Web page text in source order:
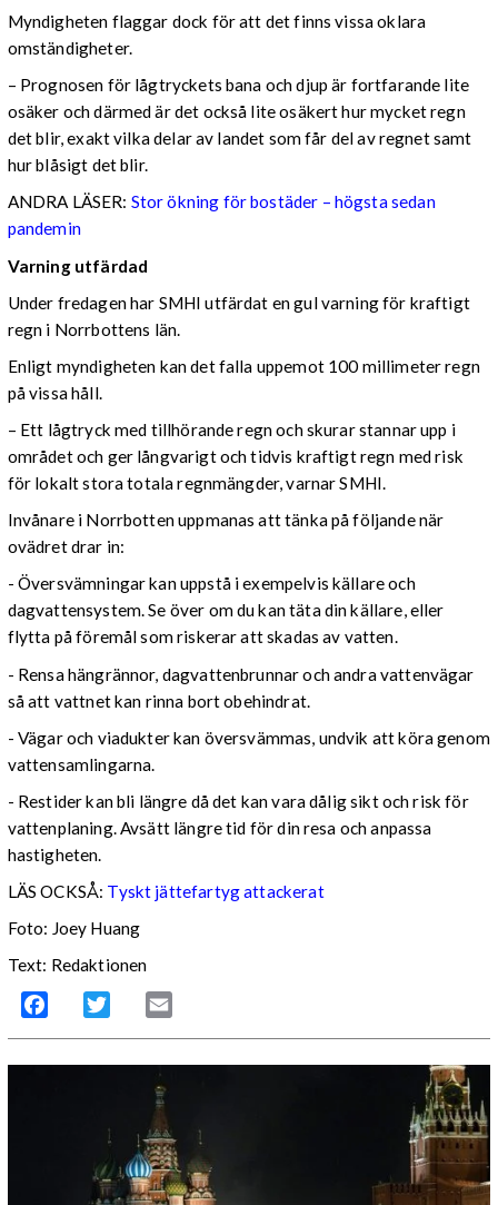
Myndigheten flaggar dock för att det finns vissa oklara
omständigheter.
– Prognosen för lågtryckets bana och djup är fortfarande lite
osäker och därmed är det också lite osäkert hur mycket regn
det blir, exakt vilka delar av landet som får del av regnet samt
hur blåsigt det blir.
ANDRA LÄSER: Stor ökning för bostäder – högsta sedan
pandemin
Varning utfärdad
Under fredagen har SMHI utfärdat en gul varning för kraftigt
regn i Norrbottens län.
Enligt myndigheten kan det falla uppemot 100 millimeter regn
på vissa håll.
– Ett lågtryck med tillhörande regn och skurar stannar upp i
området och ger långvarigt och tidvis kraftigt regn med risk
för lokalt stora totala regnmängder, varnar SMHI.
Invånare i Norrbotten uppmanas att tänka på följande när
ovädret drar in:
- Översvämningar kan uppstå i exempelvis källare och
dagvattensystem. Se över om du kan täta din källare, eller
flytta på föremål som riskerar att skadas av vatten.
- Rensa hängrännor, dagvattenbrunnar och andra vattenvägar
så att vattnet kan rinna bort obehindrat.
- Vägar och viadukter kan översvämmas, undvik att köra genom
vattensamlingarna.
- Restider kan bli längre då det kan vara dålig sikt och risk för
vattenplaning. Avsätt längre tid för din resa och anpassa
hastigheten.
LÄS OCKSÅ: Tyskt jättefartyg attackerat
Foto: Joey Huang
Text: Redaktionen
Facebook Twitter